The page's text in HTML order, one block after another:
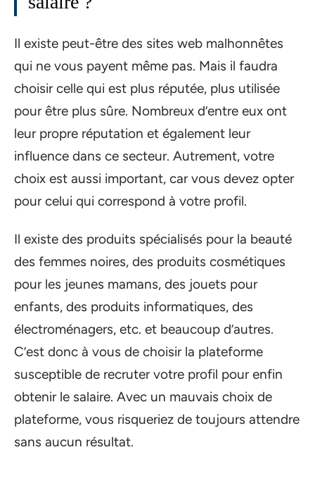
Il existe peut-être des sites web malhonnêtes
qui ne vous payent même pas. Mais il faudra
choisir celle qui est plus réputée, plus utilisée
pour être plus sûre. Nombreux d’entre eux ont
leur propre réputation et également leur
influence dans ce secteur. Autrement, votre
choix est aussi important, car vous devez opter
pour celui qui correspond à votre profil.
Il existe des produits spécialisés pour la beauté
des femmes noires, des produits cosmétiques
pour les jeunes mamans, des jouets pour
enfants, des produits informatiques, des
électroménagers, etc. et beaucoup d’autres.
C’est donc à vous de choisir la plateforme
susceptible de recruter votre profil pour enfin
obtenir le salaire. Avec un mauvais choix de
plateforme, vous risqueriez de toujours attendre
sans aucun résultat.